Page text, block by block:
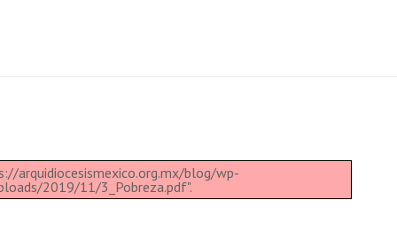
arquidiocesismexico.org.mx/blog/wp-
2019/11/3_Pobreza.pdf".